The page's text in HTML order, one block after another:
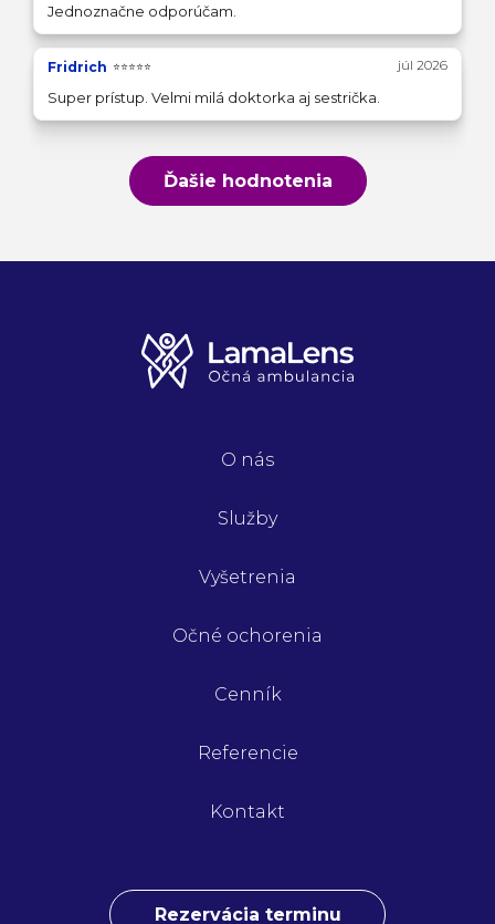
Jednoznačne odporúčam.
Fridrich ⭐⭐⭐⭐⭐ júl 2026
Super prístup. Velmi milá doktorka aj sestrička.
Ďašie hodnotenia
O nás
Služby
Vyšetrenia
Očné ochorenia
Cenník
Referencie
Kontakt
Rezervácia terminu